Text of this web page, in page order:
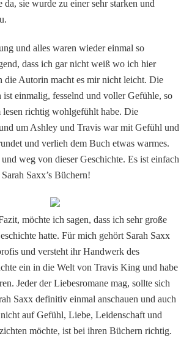
da, sie wurde zu einer sehr starken und
und alles waren wieder einmal so
dass ich gar nicht weiß wo ich hier
die Autorin macht es mir nicht leicht. Die
einmalig, fesselnd und voller Gefühle, so
lesen richtig wohlgefühlt habe. Die
um Ashley und Travis war mit Gefühl und
und verlieh dem Buch etwas warmes.
weg von dieser Geschichte. Es ist einfach
Saxx’s Büchern!
möchte ich sagen, dass ich sehr große
hatte. Für mich gehört Sarah Saxx
und versteht ihr Handwerk des
ein in die Welt von Travis King und habe
Jeder der Liebesromane mag, sollte sich
Saxx definitiv einmal anschauen und auch
auf Gefühl, Liebe, Leidenschaft und
möchte, ist bei ihren Büchern richtig.